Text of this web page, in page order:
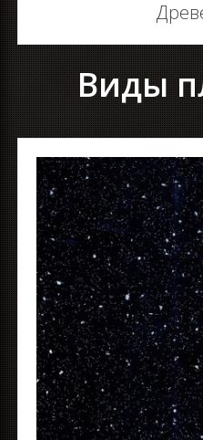
Виды